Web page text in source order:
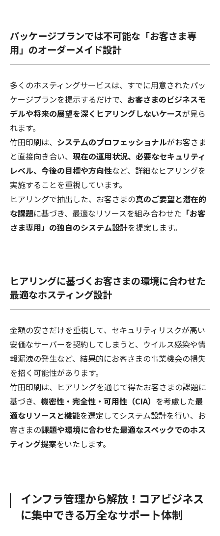
パッケージプランでは不可能な「お客さま専
用」のオーダーメイド設計
多くのホスティングサービスは、すでに用意されたパッ
ケージプランを提示するだけで、 お客さまのビジネスモ
デルや将来の展望を深くヒアリングしないケースが見ら
れます。
竹田印刷は、 システムのプロフェッショナルがお客さま
と直接向き合い、 現在の運用状況、必要なセキュリティ
レベル、今後の目標や方向性など、詳細なヒアリングを
実施することを重視しています。
ヒアリングで抽出した、お客さまの真のご要望と潜在的
な課題に基づき、最適なリソースを組み合わせた 「お客
さま専用」の独自のシステム設計を提案します。
ヒアリングに基づくお客さまの環境に合わせた
最適なホスティング設計
金額の安さだけを重視して、セキュリティリスクが高い
安価なサーバーを契約してしまうと、ウイルス感染や情
報漏洩の発生など、結果的にお客さまの事業機会の損失
を招く可能性があります。
竹田印刷は、ヒアリングを通じて得たお客さまの課題に
基づき、 機密性・完全性・可用性（CIA） を考慮した最
適なリソースと機能を選定してシステム設計を行い、お
客さまの課題や環境に合わせた最適なスペックでのホス
ティング提案をいたします。
インフラ管理から解放！コアビジネス
に集中できる万全なサポート体制